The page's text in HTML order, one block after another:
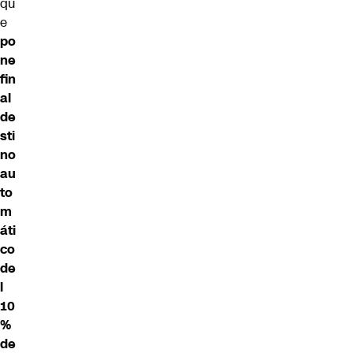
e
po
ne
fin
al
de
sti
no
au
to
m
áti
co
de
l
10
%
de